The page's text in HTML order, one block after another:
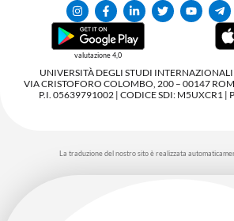
valutazione 4,0
UNIVERSITÀ DEGLI STUDI
VIA CRISTOFORO COLOMBO, 200 – 00147
P.I. 05639791002 | CODICE SDI: M5UXCR1 |
La traduzione del nostro sito è realizzata